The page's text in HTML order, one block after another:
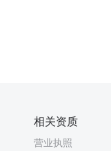
相关资质
营业执照